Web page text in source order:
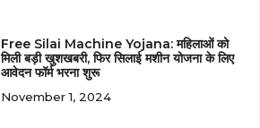
Free Silai Machine Yojana: महिलाओं को
मिली बड़ी खुशखबरी, फिर सिलाई मशीन योजना के लिए
आवेदन फॉर्म भरना शुरू
November 1, 2024